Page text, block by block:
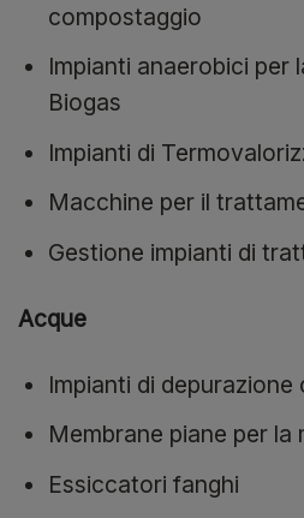
compostaggio
Impianti anaerobici per
Biogas
Impianti di
Macchine per il
Gestione impianti di
Acque
Impianti di depurazione
Membrane piane per
Essiccatori fanghi